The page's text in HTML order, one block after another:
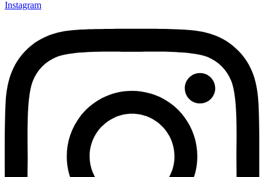
Instagram